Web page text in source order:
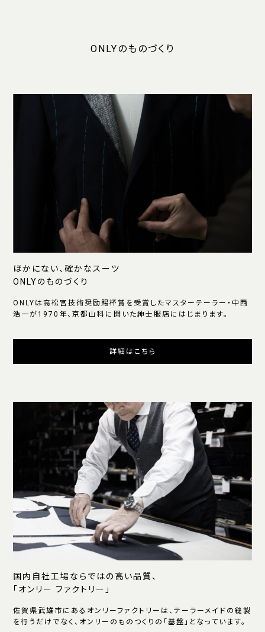
ONLYのものづくり
ほかにない、確かなスーツ
ONLYのものづくり
ONLYは高松宮技術奨励賜杯賞を受賞したマスターテーラー・中西
浩一が1970年、京都山科に開いた紳士服店にはじまります。
詳細はこちら
国内自社工場ならではの高い品質、
「オンリー ファクトリー」
佐賀県武雄市にあるオンリーファクトリーは、テーラーメイドの縫製
を行うだけでなく、オンリーのものつくりの「基盤」となっています。